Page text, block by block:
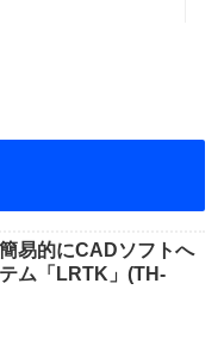
易的にCADソフトへ
ム「LRTK」(TH-